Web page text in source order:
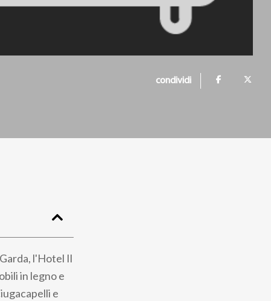
condividi
l'Hotel Il
in legno e
e